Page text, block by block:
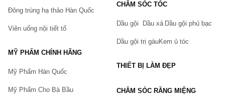
Đông trùng hạ thảo Hàn Quốc
Viên uống nội tiết tố
MỸ PHẨM CHÍNH HÃNG
Mỹ Phẩm Hàn Quốc
Mỹ Phẩm Cho Bà Bầu
CHĂM SÓC TÓC
Dầu gội Dầu xả Dầu gội phủ bạc
Dầu gội trị gàuKem ủ tóc
THIẾT BỊ LÀM ĐẸP
CHĂM SÓC RĂNG MIỆNG